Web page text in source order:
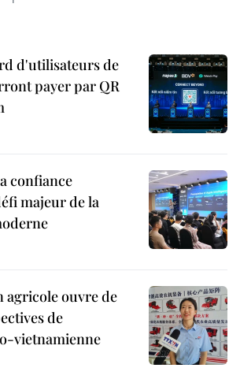
d'utilisateurs de
payer par QR
confiance
majeur de la
agricole ouvre de
de
vietnamienne